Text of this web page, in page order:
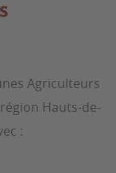
Agriculteurs
Hauts-de-
: